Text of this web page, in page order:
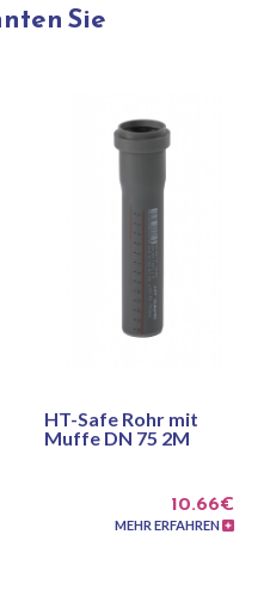
Sie
HT-Safe Rohr mit
Muffe DN 75 2M
10.66€
MEHR ERFAHREN